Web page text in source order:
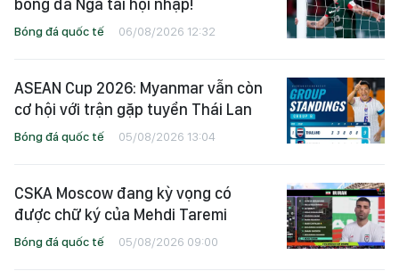
bóng đá Nga tái hội nhập!
Bóng đá quốc tế 06/08/2026 12:32
ASEAN Cup 2026: Myanmar vẫn còn
cơ hội với trận gặp tuyển Thái Lan
Bóng đá quốc tế 05/08/2026 13:04
CSKA Moscow đang kỳ vọng có
được chữ ký của Mehdi Taremi
Bóng đá quốc tế 05/08/2026 09:00